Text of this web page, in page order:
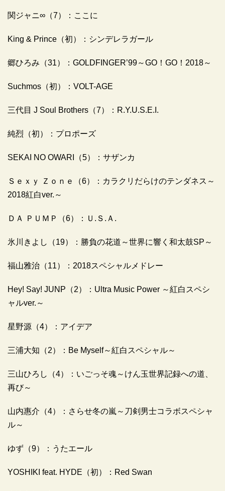
関ジャニ∞（7）：ここに
King & Prince（初）：シンデレラガール
郷ひろみ（31）：GOLDFINGER’99～GO！GO！2018～
Suchmos（初）：VOLT-AGE
三代目 J Soul Brothers（7）：R.Y.U.S.E.I.
純烈（初）：プロポーズ
SEKAI NO OWARI（5）：サザンカ
Ｓｅｘｙ Ｚｏｎｅ（6）：カラクリだらけのテンダネス～
2018紅白ver.～
ＤＡ ＰＵＭＰ（6）：Ｕ.Ｓ.Ａ.
氷川きよし（19）：勝負の花道～世界に響く和太鼓SP～
福山雅治（11）：2018スペシャルメドレー
Hey! Say! JUNP（2）：Ultra Music Power ～紅白スペシ
ャルver.～
星野源（4）：アイデア
三浦大知（2）：Be Myself～紅白スペシャル～
三山ひろし（4）：いごっそ魂～けん玉世界記録への道、
再び～
山内惠介（4）：さらせ冬の嵐～刀剣男士コラボスペシャ
ル～
ゆず（9）：うたエール
YOSHIKI feat. HYDE（初）：Red Swan